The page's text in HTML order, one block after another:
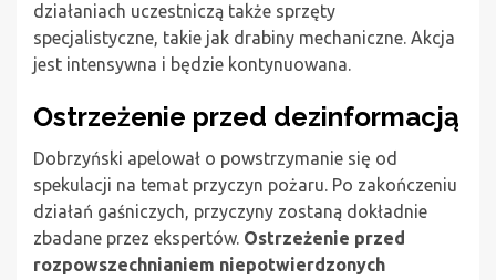
działaniach uczestniczą także sprzęty
specjalistyczne, takie jak drabiny mechaniczne. Akcja
jest intensywna i będzie kontynuowana.
Ostrzeżenie przed dezinformacją
Dobrzyński apelował o powstrzymanie się od
spekulacji na temat przyczyn pożaru. Po zakończeniu
działań gaśniczych, przyczyny zostaną dokładnie
zbadane przez ekspertów. Ostrzeżenie przed
rozpowszechnianiem niepotwierdzonych